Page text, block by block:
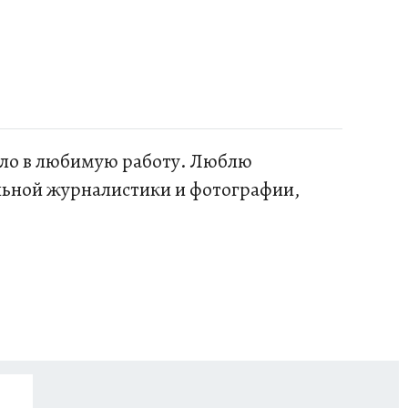
в любимую работу. Люблю
журналистики и фотографии,